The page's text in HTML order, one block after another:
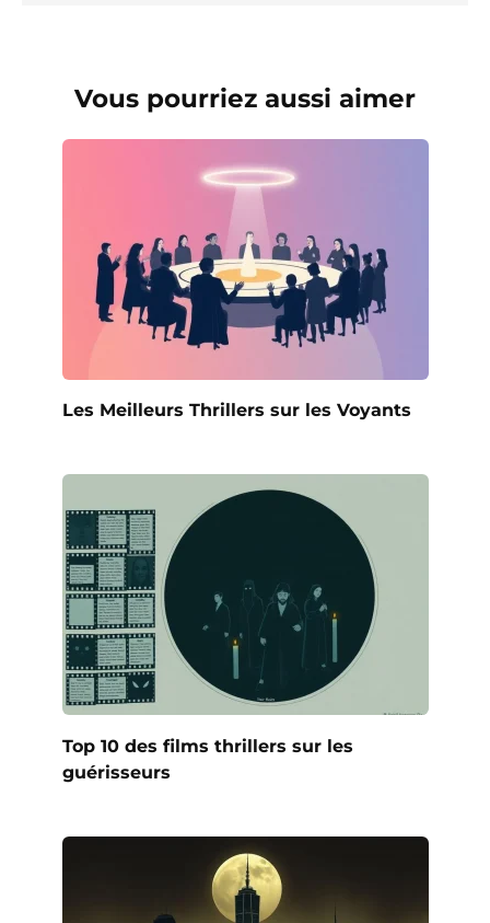
Vous pourriez aussi aimer
Les Meilleurs Thrillers sur les Voyants
Top 10 des films thrillers sur les
guérisseurs